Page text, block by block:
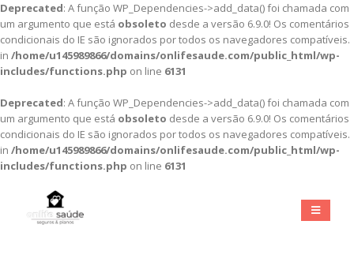
Deprecated: A função WP_Dependencies->add_data() foi chamada com
um argumento que está obsoleto desde a versão 6.9.0! Os comentários
condicionais do IE são ignorados por todos os navegadores compatíveis.
in /home/u145989866/domains/onlifesaude.com/public_html/wp-
includes/functions.php on line 6131
Deprecated: A função WP_Dependencies->add_data() foi chamada com
um argumento que está obsoleto desde a versão 6.9.0! Os comentários
condicionais do IE são ignorados por todos os navegadores compatíveis.
in /home/u145989866/domains/onlifesaude.com/public_html/wp-
includes/functions.php on line 6131